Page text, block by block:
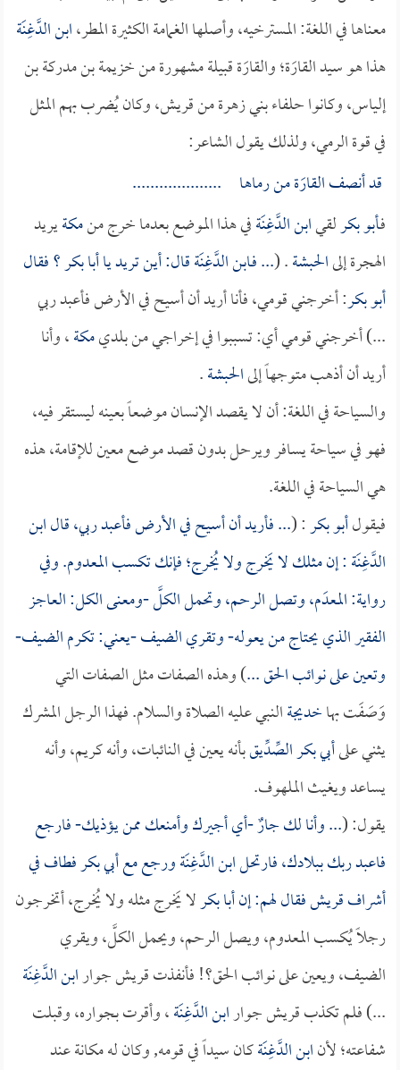
معناها في اللغة: المسترخيه، وأصلها الغمامة الكثيرة المطر،ابن الدَّغِنَة
هذا هو سيد القارَة؛ والقارَة قبيلة مشهورة من خزيمة بن مدركة بن
إلياس، وكانوا حلفاء بني زهرة من قريش، وكان يُضرب بهم المثل
في قوة الرمي، ولذلك يقول الشاعر:
قد أنصف القارَة من رماها ....................
فـأبو بكرلقيابن الدَّغِنَةفي هذا الموضع بعدما خرج منمكةيريد
الهجرة إلىالحبشة. (... فـابن الدَّغِنَةقال: أين تريد ياأبا بكر؟ فقال
أبو بكر: أخرجني قومي، فأنا أريد أن أسيح في الأرض فأعبد ربي
...) أخرجني قومي أي: تسببوا في إخراجي من بلديمكة، وأنا
أريد أن أذهب متوجهاً إلىالحبشة.
والسياحة في اللغة: أن لا يقصد الإنسان موضعاً بعينه ليستقر فيه،
فهو في سياحة يسافر ويرحل بدون قصد موضع معين للإقامة، هذه
هي السياحة في اللغة.
فيقولأبو بكر: (... فأريد أن أسيح في الأرض فأعبد ربي، قالابن
الدَّغِنَة: إن مثلك لا يَخرج ولا يُخرج؛ فإنك تكسب المعدوم. وفي
رواية: المعدَم، وتصل الرحم، وتحمل الكلَّ -ومعنى الكل: العاجز
الفقير الذي يحتاج من يعوله- وتقري الضيف -يعني: تكرم الضيف-
وتعين على نوائب الحق ...) وهذه الصفات مثل الصفات التي
وَصَفَت بهاخديجةالنبي عليه الصلاة والسلام. فهذا الرجل المشرك
يثني علىأبي بكر الصِّدِّيقبأنه يعين في النائبات، وأنه كريم، وأنه
يساعد ويغيث الملهوف.
يقول: (... وأنا لك جارٌ -أي أجيرك وأمنعك ممن يؤذيك- فارجع
فاعبد ربك ببلادك، فارتحلابن الدَّغِنَةورجع معأبي بكرفطاف في
أشراف قريش فقال لهم: إنأبا بكرلا يَخرج مثله ولا يُخرج، أتخرجون
رجلاً يُكسب المعدوم، ويصل الرحم، ويحمل الكلَّ، ويقري
الضيف، ويعين على نوائب الحق؟! فأنفذت قريش جوارابن الدَّغِنَة
...) فلم تكذب قريش جوارابن الدَّغِنَة، وأقرت بجواره، وقبلت
شفاعته؛ لأنابن الدَّغِنَةكان سيداً في قومه, وكان له مكانة عند